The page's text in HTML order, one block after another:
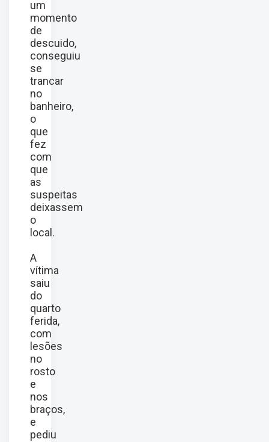
um
momento
de
descuido,
conseguiu
se
trancar
no
banheiro,
o
que
fez
com
que
as
suspeitas
deixassem
o
local.
A
vítima
saiu
do
quarto
ferida,
com
lesões
no
rosto
e
nos
braços,
e
pediu